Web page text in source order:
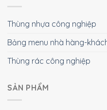
Thùng nhựa công nghiệp
Bảng menu nhà hàng-
Thùng rác công nghiệp
SẢN PHẨM